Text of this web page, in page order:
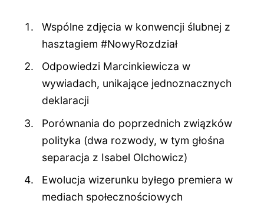
Wspólne zdjęcia w konwencji ślubnej z
hasztagiem #NowyRozdział
Odpowiedzi Marcinkiewicza w
wywiadach, unikające jednoznacznych
deklaracji
Porównania do poprzednich związków
polityka (dwa rozwody, w tym głośna
separacja z Isabel Olchowicz)
Ewolucja wizerunku byłego premiera w
mediach społecznościowych